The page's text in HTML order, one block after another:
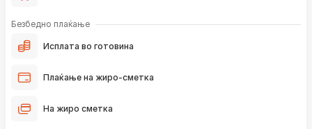
Безбедно плаќање
Исплата во готовина
Плаќање на жиро-сметка
На жиро сметка